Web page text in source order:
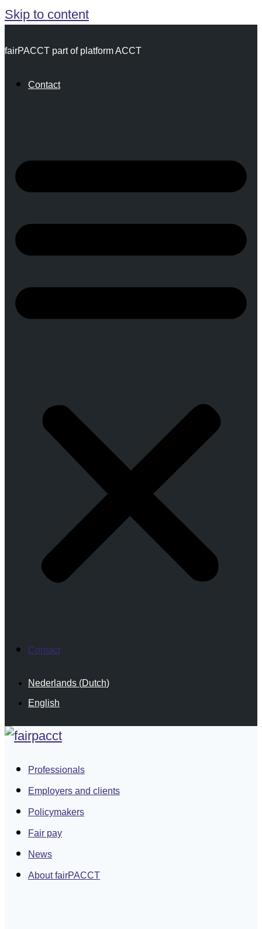
Skip to content
fairPACCT part of platform ACCT
Contact
Contact
Nederlands (Dutch)
English
Professionals
Employers and clients
Policymakers
Fair pay
News
About fairPACCT